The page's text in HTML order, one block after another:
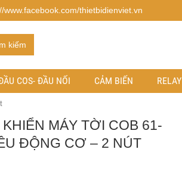
www.facebook.com/thietbidienviet.vn
kiếm
COS- ĐẦU NỐI CẢM BIẾN RELAY
MÁY TỜI COB 61-
ĐỘNG CƠ – 2 NÚT